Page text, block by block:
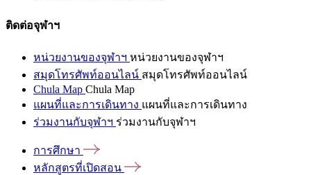
ติดต่อจุฬาฯ
หน่วยงานของจุฬาฯ หน่วยงานของจุฬาฯ
สมุดโทรศัพท์ออนไลน์ สมุดโทรศัพท์ออนไลน์
Chula Map Chula Map
แผนที่และการเดินทาง แผนที่และการเดินทาง
ร่วมงานกับจุฬาฯ ร่วมงานกับจุฬาฯ
การศึกษา
หลักสูตรที่เปิดสอน